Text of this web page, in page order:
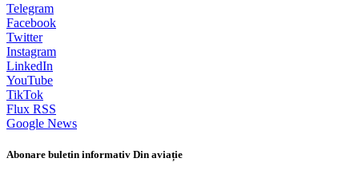
Telegram
Facebook
Twitter
Instagram
LinkedIn
YouTube
TikTok
Flux RSS
Google News
Abonare buletin informativ Din aviație